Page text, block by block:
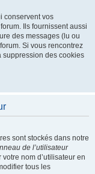
conservent vos
Ils fournissent aussi
des messages (lu ou
Si vous rencontrez
des cookies
sont stockés dans notre
de l’utilisateur
nom d’utilisateur en
tous les